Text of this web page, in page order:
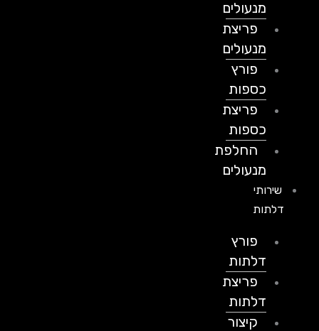
מנעולים
פריצת
מנעולים
פורץ
כספות
פריצת
כספות
החלפת
מנעולים
שירותי
דלתות
פורץ
דלתות
פריצת
דלתות
קיצור